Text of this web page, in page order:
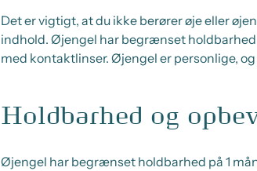
Det er vigtigt, at du ikke berører øje eller
indhold. Øjengel har begrænset holdbarhed
med kontaktlinser. Øjengel er personlige,
Holdbarhed og
Øjengel har begrænset holdbarhed på 1